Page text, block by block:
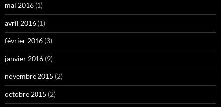
mai 2016 (1)
avril 2016 (1)
février 2016 (3)
janvier 2016 (9)
novembre 2015 (2)
octobre 2015 (2)